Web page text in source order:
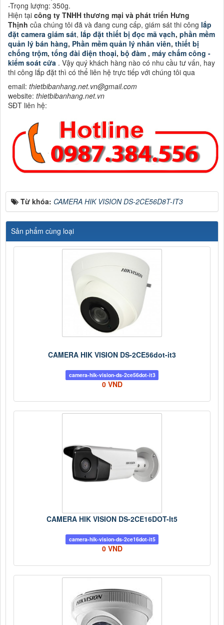
-Trọng lượng: 350g.
Hiện tại công ty TNHH thương mại và phát triển Hưng
Thịnh của chúng tôi đã và đang cung cấp, giám sát thi công lắp
đặt camera giám sát, lắp đặt thiết bị đọc mã vạch, phần mềm
quản lý bán hàng, Phần mềm quản lý nhân viên, thiết bị
chống trộm, tổng đài điện thoại, bộ đàm , máy chấm công -
kiểm soát cửa . Vậy quý khách hàng nào có nhu cầu tư vấn, hay
thi công lắp đặt thì có thể liên hệ trực tiếp với chúng tôi qua
email: thietbibanhang.net.vn@gmail.com
website: thietbibanhang.net.vn
SĐT liên hệ:
Từ khóa: CAMERA HIK VISION DS-2CE56D8T-IT3
Sản phẩm cùng loại
CAMERA HIK VISION DS-2CE56dot-it3
camera-hik-vision-ds-2ce56dot-it3
0 VND
CAMERA HIK VISION DS-2CE16DOT-It5
camera-hik-vision-ds-2ce16dot-it5
0 VND